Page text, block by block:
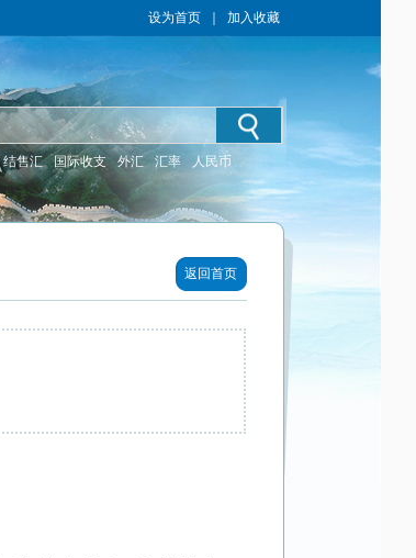
设为首页 加入收藏
结售汇 国际收支 外汇 汇率 人民币
返回首页